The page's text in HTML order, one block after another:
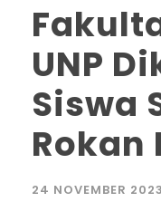
UNP
Siswa
Rokan
24 NOVEMBER 2023